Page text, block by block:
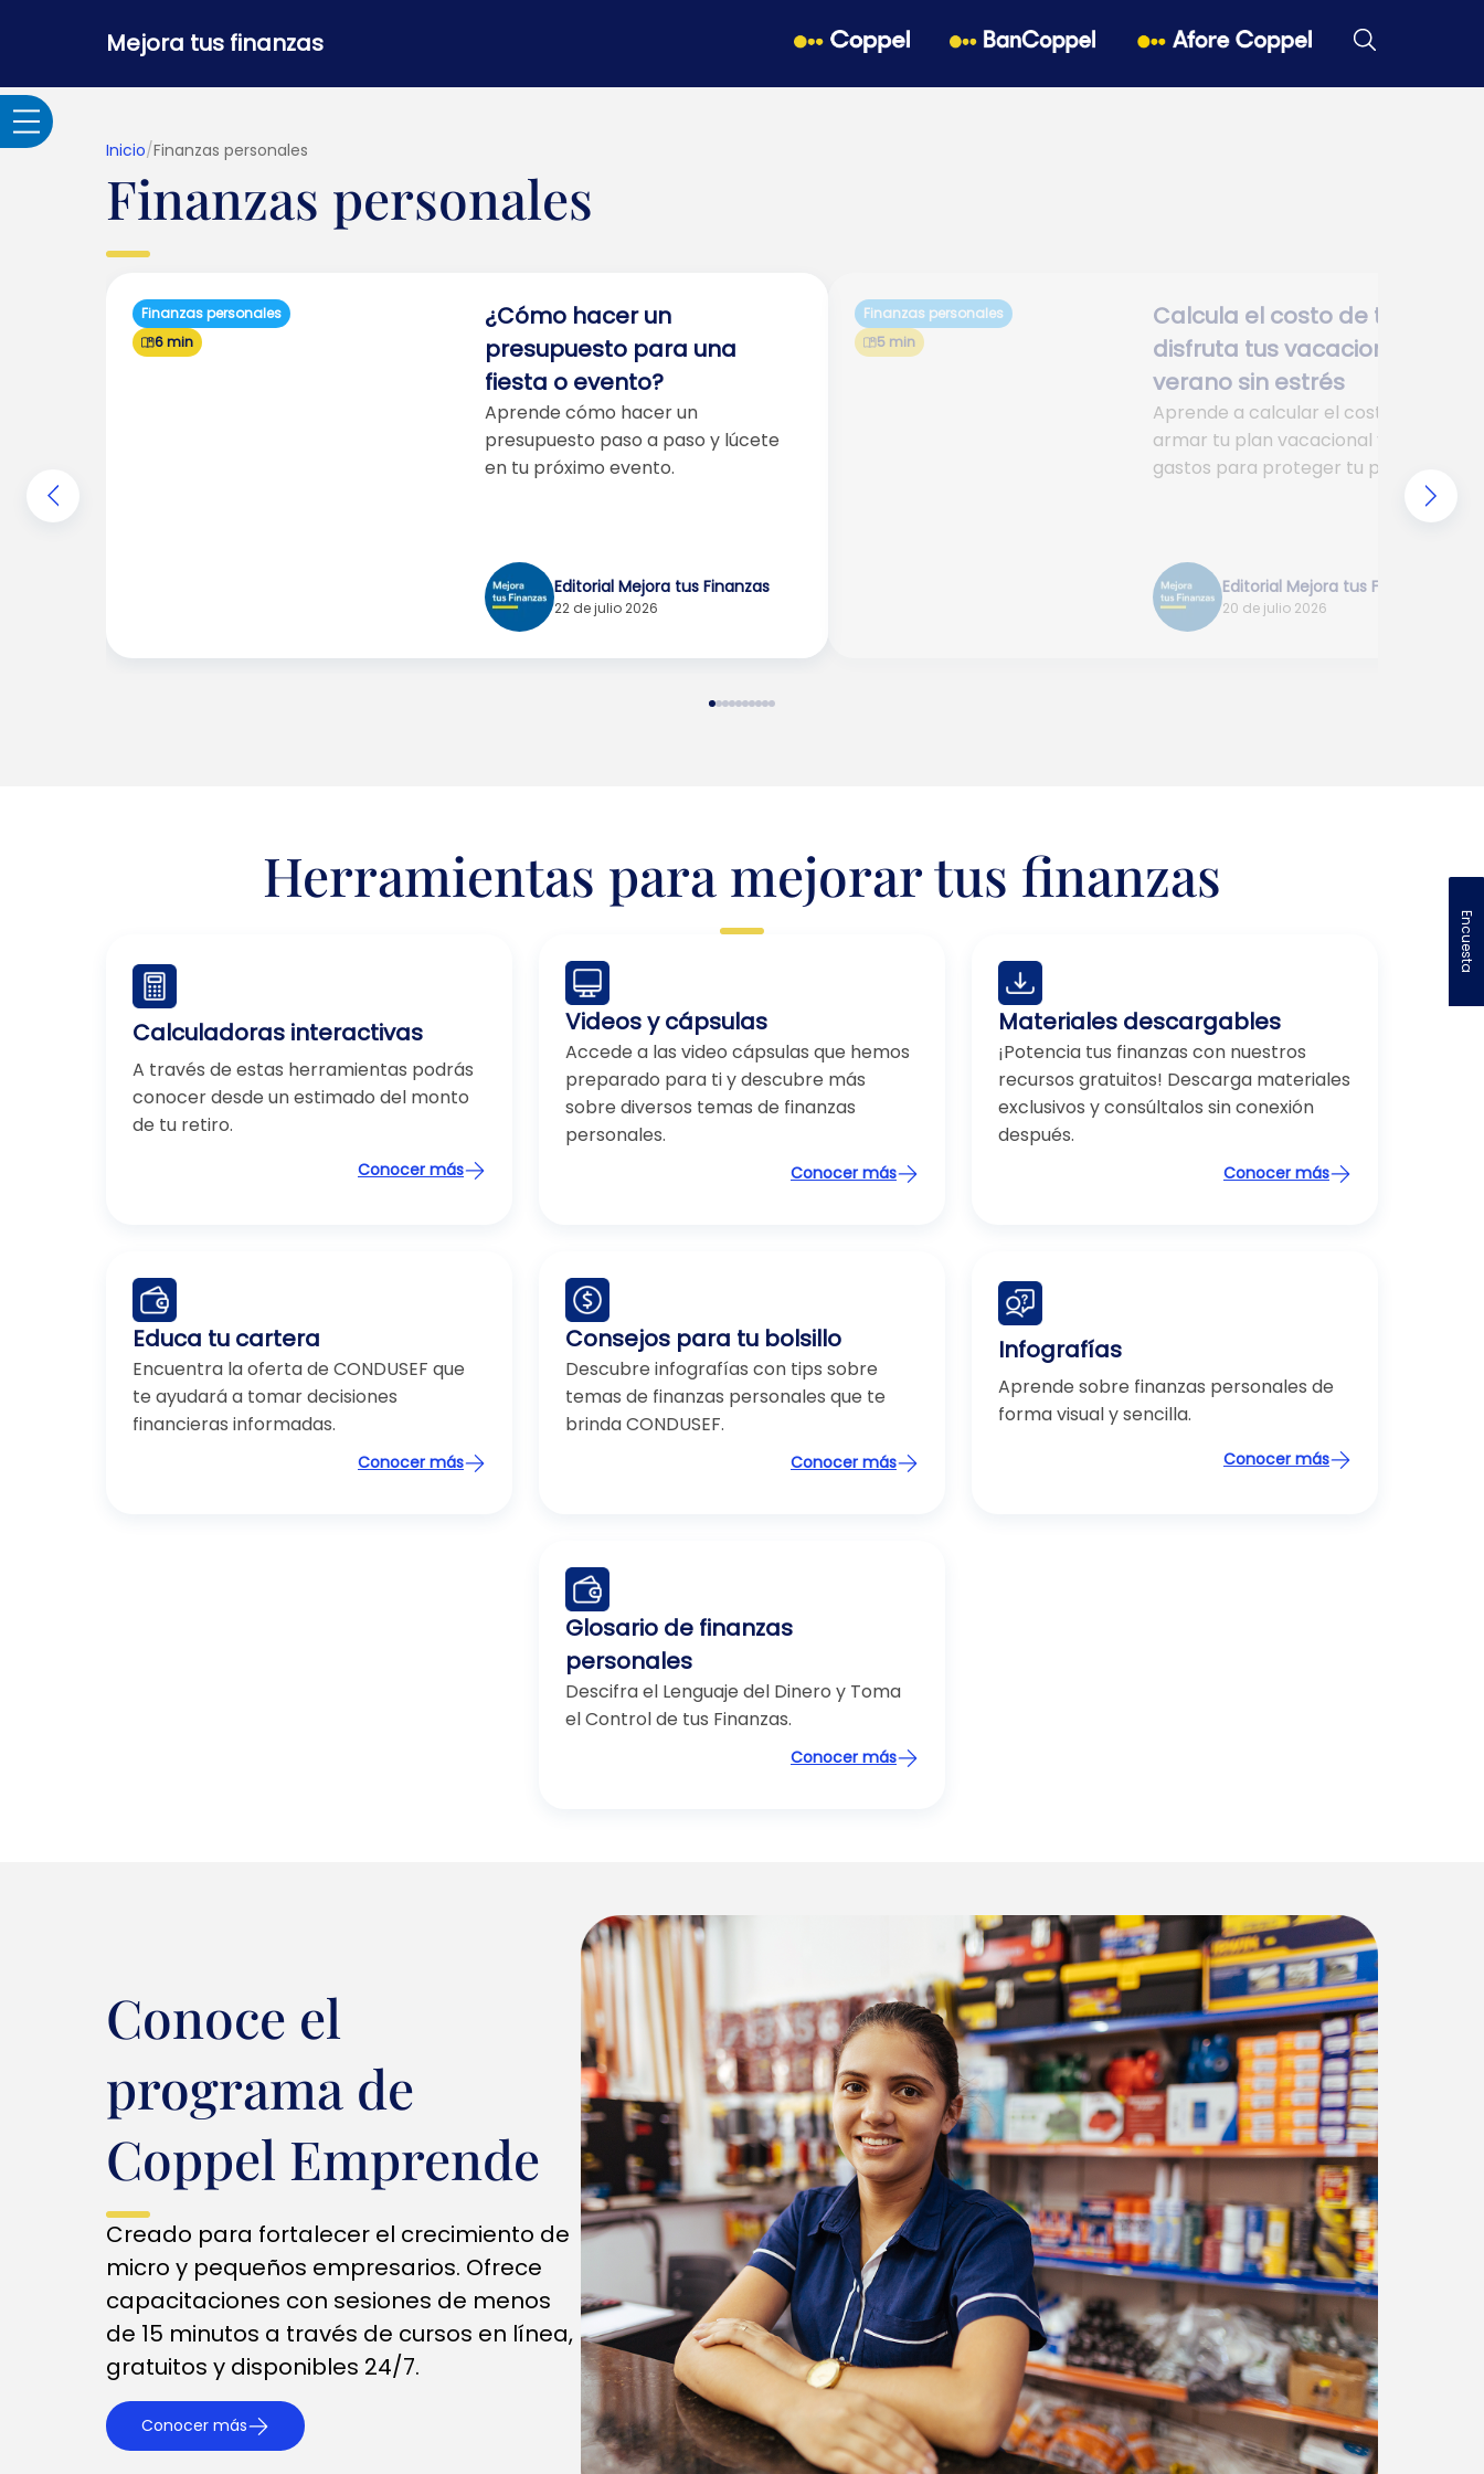
Mejora tus finanzas
Adultos Mayores
Emprendedores y
Inicio/Finanzas personales
Finanzas personales
Finanzas personales
6 min
¿Cómo hacer un
presupuesto para una
fiesta o evento?
Aprende cómo hacer un
presupuesto paso a paso y lúcete
en tu próximo evento.
Editorial Mejora tus Finanzas
22 de julio 2026
Finanzas personales
5 min
Calcula el costo de tu viaje y
disfruta tus vacaciones de
verano sin estrés
Aprende a calcular el costo de viaje,
armar tu plan vacacional y optimizar
gastos para proteger tu presupuesto.
Editorial Mejora tus Finanzas
20 de julio 2026
Conoce el
programa de
Coppel Emprende
Creado para fortalecer el crecimiento de
micro y pequeños empresarios. Ofrece
capacitaciones con sesiones de menos
de 15 minutos a través de cursos en línea,
gratuitos y disponibles 24/7.
Conocer más
Herramientas para mejorar tus finanzas
Calculadoras interactivas
A través de estas herramientas podrás
conocer desde un estimado del monto
de tu retiro.
Conocer más
Videos y cápsulas
Accede a las video cápsulas que hemos
preparado para ti y descubre más
sobre diversos temas de finanzas
personales.
Conocer más
Materiales descargables
¡Potencia tus finanzas con nuestros
recursos gratuitos! Descarga materiales
exclusivos y consúltalos sin conexión
después.
Conocer más
Educa tu cartera
Encuentra la oferta de CONDUSEF que
te ayudará a tomar decisiones
financieras informadas.
Conocer más
Consejos para tu bolsillo
Descubre infografías con tips sobre
temas de finanzas personales que te
brinda CONDUSEF.
Conocer más
Infografías
Aprende sobre finanzas personales de
forma visual y sencilla.
Conocer más
Glosario de finanzas
personales
Descifra el Lenguaje del Dinero y Toma
el Control de tus Finanzas.
Conocer más
Encuesta